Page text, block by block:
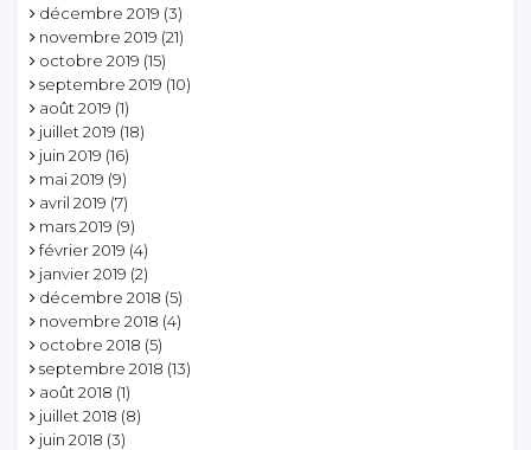
décembre 2019 (3)
novembre 2019 (21)
octobre 2019 (15)
septembre 2019 (10)
août 2019 (1)
juillet 2019 (18)
juin 2019 (16)
mai 2019 (9)
avril 2019 (7)
mars 2019 (9)
février 2019 (4)
janvier 2019 (2)
décembre 2018 (5)
novembre 2018 (4)
octobre 2018 (5)
septembre 2018 (13)
août 2018 (1)
juillet 2018 (8)
juin 2018 (3)